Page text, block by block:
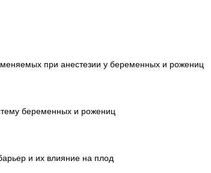
при анестезии у беременных и рожениц
беременных и рожениц
и их влияние на плод